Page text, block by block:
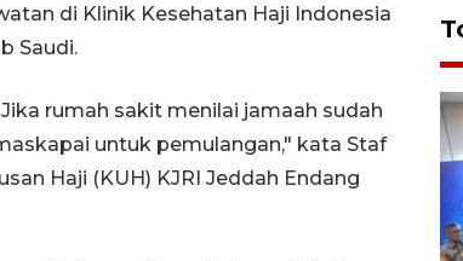
di Klinik Kesehatan Haji Indonesia
Saudi.
rumah sakit menilai jamaah sudah
untuk pemulangan," kata Staf
Haji (KUH) KJRI Jeddah Endang